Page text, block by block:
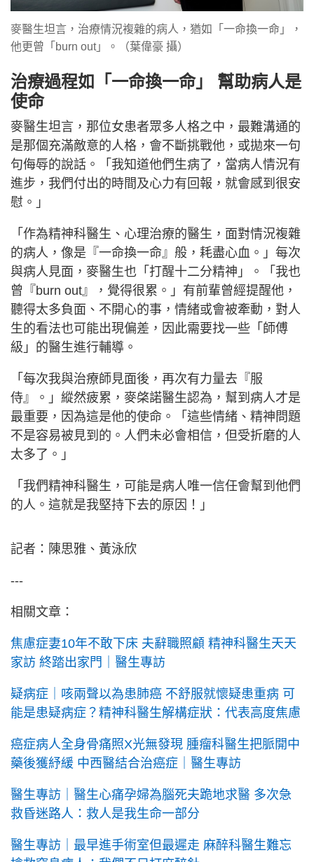
麥醫生坦言，治療情況複雜的病人，猶如「一命換一命」，
他更曾「burn out」。（葉偉豪 攝）
治療過程如「一命換一命」 幫助病人是
使命
麥醫生坦言，那位女患者眾多人格之中，最難溝通的
是那個充滿敵意的人格，會不斷挑戰他，或拋來一句
句侮辱的說話。「我知道他們生病了，當病人情況有
進步，我們付出的時間及心力有回報，就會感到很安
慰。」
「作為精神科醫生、心理治療的醫生，面對情況複雜
的病人，像是『一命換一命』般，耗盡心血。」每次
與病人見面，麥醫生也「打醒十二分精神」。「我也
曾『burn out』，覺得很累。」有前輩曾經提醒他，
聽得太多負面、不開心的事，情緒或會被牽動，對人
生的看法也可能出現偏差，因此需要找一些「師傅
級」的醫生進行輔導。
「每次我與治療師見面後，再次有力量去『服
侍』。」縱然疲累，麥棨諾醫生認為，幫到病人才是
最重要，因為這是他的使命。「這些情緒、精神問題
不是容易被見到的。人們未必會相信，但受折磨的人
太多了。」
「我們精神科醫生，可能是病人唯一信任會幫到他們
的人。這就是我堅持下去的原因！」
記者：陳思雅、黃泳欣
---
相關文章：
焦慮症妻10年不敢下床 夫辭職照顧 精神科醫生天天
家訪 終踏出家門｜醫生專訪
疑病症｜咳兩聲以為患肺癌 不舒服就懷疑患重病 可
能是患疑病症？精神科醫生解構症狀：代表高度焦慮
癌症病人全身骨痛照X光無發現 腫瘤科醫生把脈開中
藥後獲紓緩 中西醫結合治癌症｜醫生專訪
醫生專訪｜醫生心痛孕婦為腦死夫跪地求醫 多次急
救昏迷路人：救人是我生命一部分
醫生專訪｜最早進手術室但最遲走 麻醉科醫生難忘